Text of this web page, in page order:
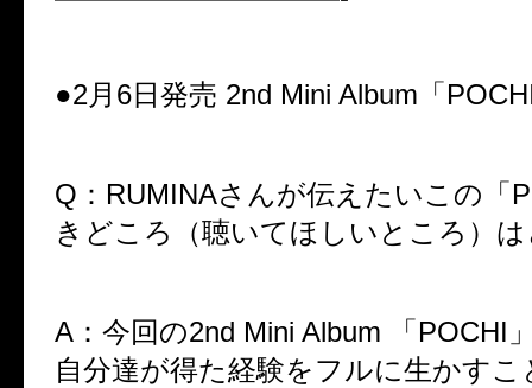
●2月6日発売 2nd Mini Album「
Q：RUMINAさんが伝えたいこの「
きどころ（聴いてほしいところ）
A：今回の2nd Mini Album 「 POCHI
自分達が得た経験をフルに生かす